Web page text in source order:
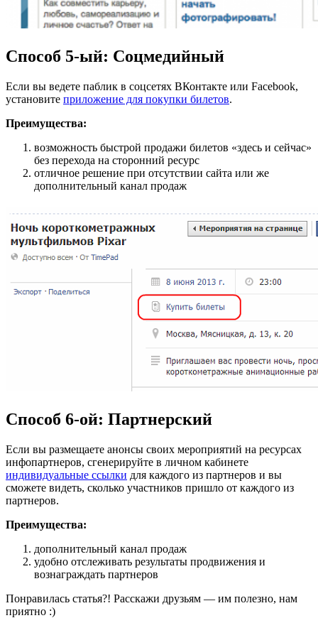
Способ 5-ый: Соцмедийный
Если вы ведете паблик в соцсетях ВКонтакте или Facebook,
установите приложение для покупки билетов.
Преимущества:
возможность быстрой продажи билетов «здесь и сейчас»
без перехода на сторонний ресурс
отличное решение при отсутствии сайта или же
дополнительный канал продаж
Способ 6-ой: Партнерский
Если вы размещаете анонсы своих мероприятий на ресурсах
инфопартнеров, сгенерируйте в личном кабинете
индивидуальные ссылки для каждого из партнеров и вы
сможете видеть, сколько участников пришло от каждого из
партнеров.
Преимущества:
дополнительный канал продаж
удобно отслеживать результаты продвижения и
вознаграждать партнеров
Понравилась статья?! Расскажи друзьям — им полезно, нам
приятно :)